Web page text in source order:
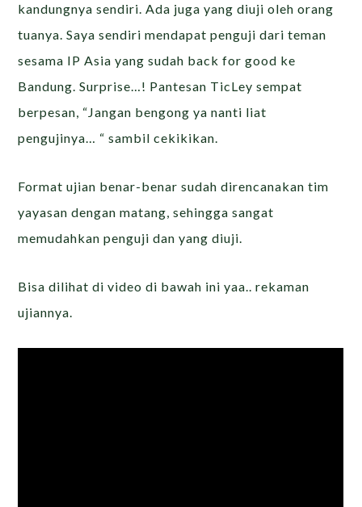
kandungnya sendiri. Ada juga yang diuji oleh orang
tuanya. Saya sendiri mendapat penguji dari teman
sesama IP Asia yang sudah back for good ke
Bandung. Surprise…! Pantesan TicLey sempat
berpesan, “Jangan bengong ya nanti liat
pengujinya… “ sambil cekikikan.
Format ujian benar-benar sudah direncanakan tim
yayasan dengan matang, sehingga sangat
memudahkan penguji dan yang diuji.
Bisa dilihat di video di bawah ini yaa.. rekaman
ujiannya.